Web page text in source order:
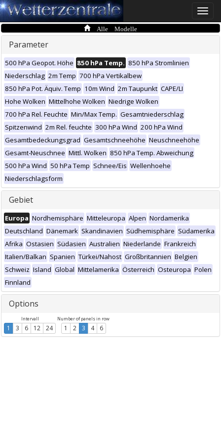
Toggle
Alle Modelle
Parameter
500 hPa Geopot. Höhe 850 hPa Temp. 850 hPa Stromlinien
Niederschlag 2m Temp 700 hPa Vertikalbew
850 hPa Pot. Äquiv. Temp 10m Wind 2m Taupunkt CAPE/LI
Hohe Wolken Mittelhohe Wolken Niedrige Wolken
700 hPa Rel. Feuchte Min/Max Temp. Gesamtniederschlag
Spitzenwind 2m Rel. feuchte 300 hPa Wind 200 hPa Wind
Gesamtbedeckungsgrad Gesamtschneehöhe Neuschneehöhe
Gesamt-Neuschnee Mittl. Wolken 850 hPa Temp. Abweichung
500 hPa Wind 50 hPa Temp Schnee/Eis Wellenhoehe
Niederschlagsform
Gebiet
Europa Nordhemisphäre Mitteleuropa Alpen Nordamerika
Deutschland Dänemark Skandinavien Südhemisphäre Südamerika
Afrika Ostasien Südasien Australien Niederlande Frankreich
Italien/Balkan Spanien Türkei/Nahost Großbritannien Belgien
Schweiz Island Global Mittelamerika Österreich Osteuropa Polen
Finnland
Options
Intervall
1 3 6 12 24
Number of panels in row
1 2 3 4 6